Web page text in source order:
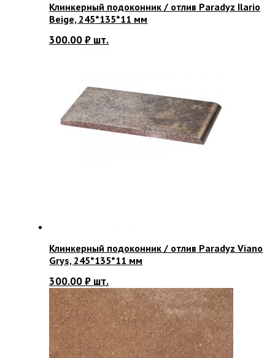
Клинкерный подоконник / отлив Paradyz Ilario
Beige, 245*135*11 мм
300.00₽ шт.
Клинкерный подоконник / отлив Paradyz Viano
Grys, 245*135*11 мм
300.00₽ шт.